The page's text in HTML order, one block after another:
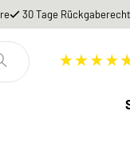
30 Tage Rückgaberecht